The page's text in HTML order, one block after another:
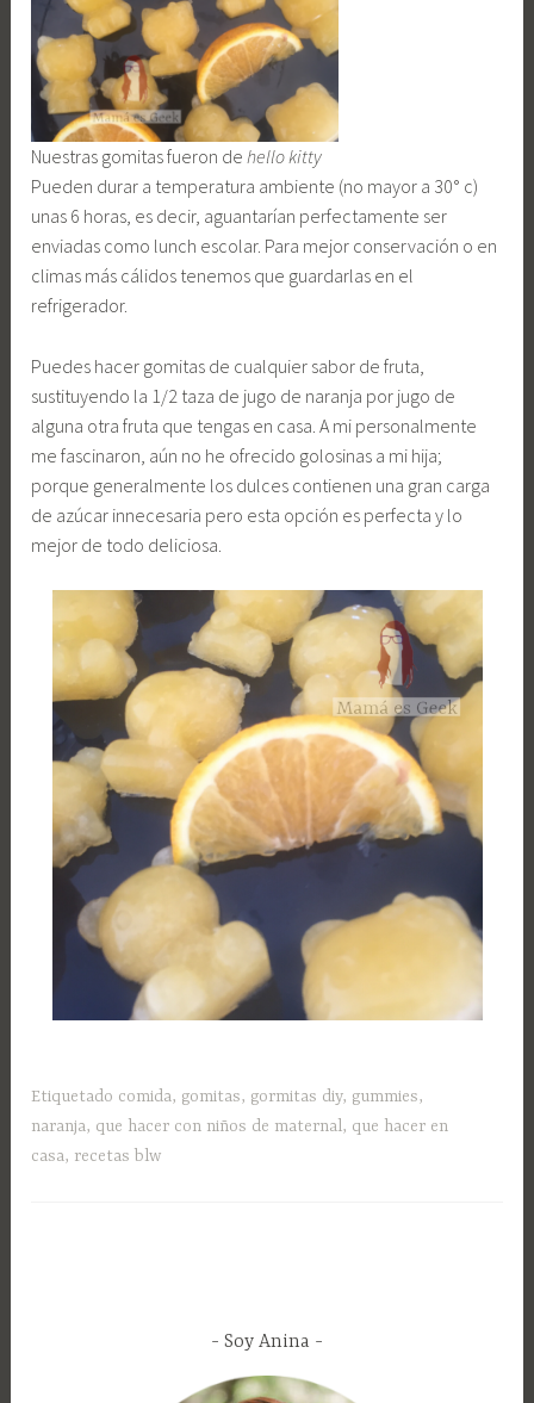
Nuestras gomitas fueron dehello kitty
Pueden durar a temperatura ambiente (no mayor a 30° c)
unas 6 horas, es decir, aguantarían perfectamente ser
enviadas como lunch escolar. Para mejor conservación o en
climas más cálidos tenemos que guardarlas en el
refrigerador.
Puedes hacer gomitas de cualquier sabor de fruta,
sustituyendo la 1/2 taza de jugo de naranja por jugo de
alguna otra fruta que tengas en casa. A mi personalmente
me fascinaron, aún no he ofrecido golosinas a mi hija;
porque generalmente los dulces contienen una gran carga
de azúcar innecesaria pero esta opción es perfecta y lo
mejor de todo deliciosa.
Etiquetado comida, gomitas, gormitas diy, gummies,
naranja, que hacer con niños de maternal, que hacer en
casa, recetas blw
Soy Anina